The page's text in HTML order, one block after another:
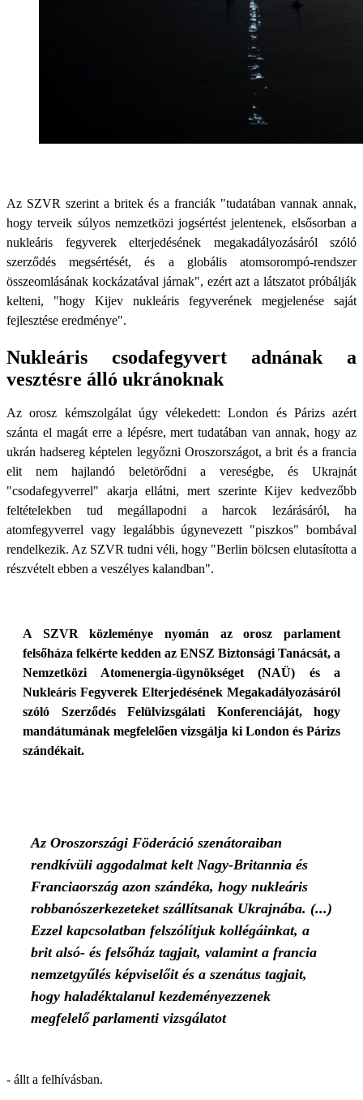
Az SZVR szerint a britek és a franciák "tudatában vannak annak,
hogy terveik súlyos nemzetközi jogsértést jelentenek, elsősorban a
nukleáris fegyverek elterjedésének megakadályozásáról szóló
szerződés megsértését, és a globális atomsorompó-rendszer
összeomlásának kockázatával járnak", ezért azt a látszatot próbálják
kelteni, "hogy Kijev nukleáris fegyverének megjelenése saját
fejlesztése eredménye".
Nukleáris csodafegyvert adnának a
vesztésre álló ukránoknak
Az orosz kémszolgálat úgy vélekedett: London és Párizs azért
szánta el magát erre a lépésre, mert tudatában van annak, hogy az
ukrán hadsereg képtelen legyőzni Oroszországot, a brit és a francia
elit nem hajlandó beletörődni a vereségbe, és Ukrajnát
"csodafegyverrel" akarja ellátni, mert szerinte Kijev kedvezőbb
feltételekben tud megállapodni a harcok lezárásáról, ha
atomfegyverrel vagy legalábbis úgynevezett "piszkos" bombával
rendelkezik. Az SZVR tudni véli, hogy "Berlin bölcsen elutasította a
részvételt ebben a veszélyes kalandban".
A SZVR közleménye nyomán az orosz parlament
felsőháza felkérte kedden az ENSZ Biztonsági Tanácsát, a
Nemzetközi Atomenergia-ügynökséget (NAÜ) és a
Nukleáris Fegyverek Elterjedésének Megakadályozásáról
szóló Szerződés Felülvizsgálati Konferenciáját, hogy
mandátumának megfelelően vizsgálja ki London és Párizs
szándékait.
Az Oroszországi Föderáció szenátoraiban
rendkívüli aggodalmat kelt Nagy-Britannia és
Franciaország azon szándéka, hogy nukleáris
robbanószerkezeteket szállítsanak Ukrajnába. (...)
Ezzel kapcsolatban felszólítjuk kollégáinkat, a
brit alsó- és felsőház tagjait, valamint a francia
nemzetgyűlés képviselőit és a szenátus tagjait,
hogy haladéktalanul kezdeményezzenek
megfelelő parlamenti vizsgálatot
- állt a felhívásban.